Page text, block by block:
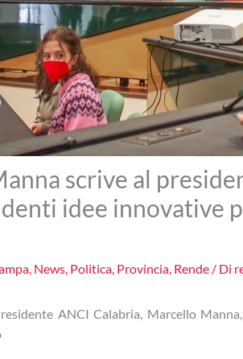
scrive al
idee innovative
, News, Politica, Provincia, Rende/ Di
ANCI Calabria, Marcello